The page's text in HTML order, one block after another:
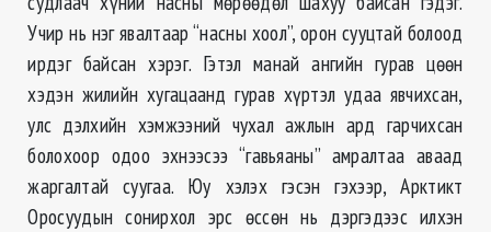
Учир нь нэг явалтаар “насны хоол”, орон сууцтай болоод
ирдэг байсан хэрэг. Гэтэл манай ангийн гурав цөөн
хэдэн жилийн хугацаанд гурав хүртэл удаа явчихсан,
улс дэлхийн хэмжээний чухал ажлын ард гарчихсан
болохоор одоо эхнээсээ “гавьяаны” амралтаа аваад
жаргалтай суугаа. Юу хэлэх гэсэн гэхээр, Арктикт
Оросуудын сонирхол эрс өссөн нь дэргэдээс илхэн